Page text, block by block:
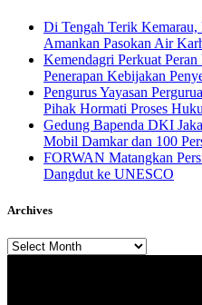
​Di Tengah Terik
Amankan Pasokan Air
Kemendagri Perkuat
Penerapan Kebijakan
Pengurus Yayasan
Pihak Hormati Proses
Gedung Bapenda DKI
Mobil Damkar dan 100
FORWAN Matangkan
Dangdut ke UNESCO
Archives
Archives